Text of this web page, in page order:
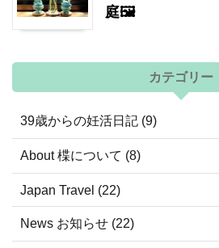
庭🖼
カテゴリー
39歳からの妊活日記 (9)
About 楪について (8)
Japan Travel (22)
News お知らせ (22)